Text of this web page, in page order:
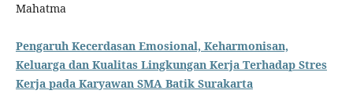
Mahatma
Pengaruh Kecerdasan Emosional, Keharmonisan,
Keluarga dan Kualitas Lingkungan Kerja Terhadap Stres
Kerja pada Karyawan SMA Batik Surakarta